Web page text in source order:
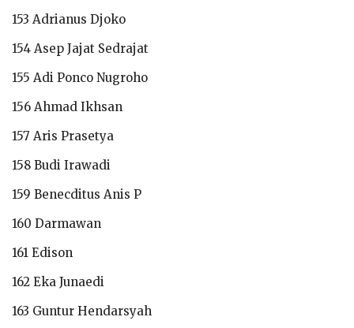
153 Adrianus Djoko
154 Asep Jajat Sedrajat
155 Adi Ponco Nugroho
156 Ahmad Ikhsan
157 Aris Prasetya
158 Budi Irawadi
159 Benecditus Anis P
160 Darmawan
161 Edison
162 Eka Junaedi
163 Guntur Hendarsyah